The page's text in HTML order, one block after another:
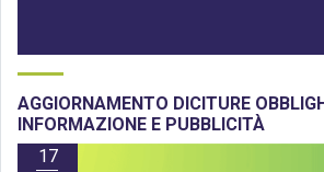
AGGIORNAMENTO DICITURE
INFORMAZIONE E PUBBLICITÀ
17